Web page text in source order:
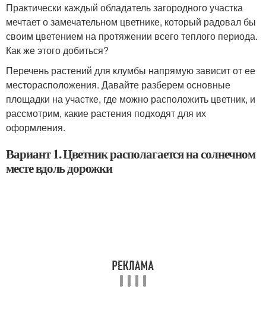
Практически каждый обладатель загородного участка
мечтает о замечательном цветнике, который радовал бы
своим цветением на протяжении всего теплого периода.
Как же этого добиться?
Перечень растений для клумбы напрямую зависит от ее
месторасположения. Давайте разберем основные
площадки на участке, где можно расположить цветник, и
рассмотрим, какие растения подходят для их
оформления.
Вариант 1. Цветник располагается на солнечном
месте вдоль дорожки